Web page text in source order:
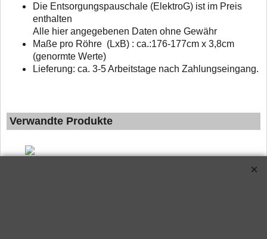
Die Entsorgungspauschale (ElektroG) ist im Preis
enthalten
Alle hier angegebenen Daten ohne Gewähr
Maße pro Röhre (LxB) : ca.:176-177cm x 3,8cm
(genormte Werte)
Lieferung: ca. 3-5 Arbeitstage nach Zahlungseingang.
Verwandte Produkte